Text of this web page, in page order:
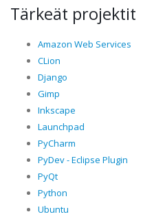
Tärkeät projektit
Amazon Web Services
CLion
Django
Gimp
Inkscape
Launchpad
PyCharm
PyDev - Eclipse Plugin
PyQt
Python
Ubuntu